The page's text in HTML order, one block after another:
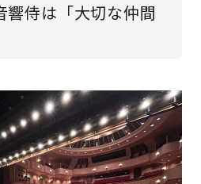
響侍は「大切な仲間